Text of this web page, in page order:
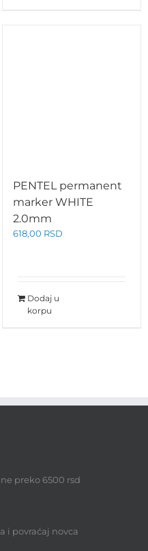
PENTEL permanent
marker WHITE
2.0mm
618,00 RSD
Dodaj u
korpu
preko 6500 rsd
i povraćaj novca